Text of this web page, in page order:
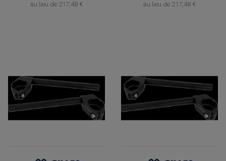
au lieu de 217,48 € au lieu de 217,48 €